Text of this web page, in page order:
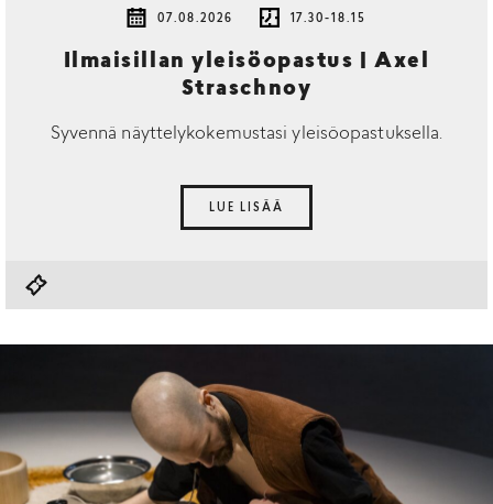
07.08.2026 17.30-18.15
Ilmaisillan yleisöopastus | Axel
Straschnoy
Syvennä näyttelykokemustasi yleisöopastuksella.
LUE LISÄÄ